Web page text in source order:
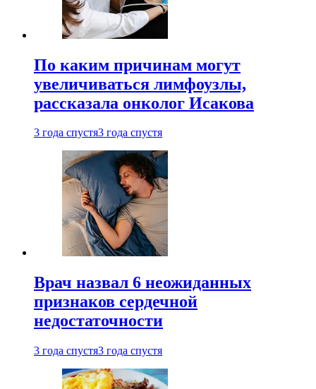
По каким причинам могут
увеличиваться лимфоузлы,
рассказала онколог Исакова
3 года спустя3 года спустя
Врач назвал 6 неожиданных
признаков сердечной
недостаточности
3 года спустя3 года спустя